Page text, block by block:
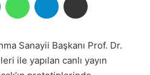
Sanayii Başkanı Prof. Dr.
ile yapılan canlı yayın